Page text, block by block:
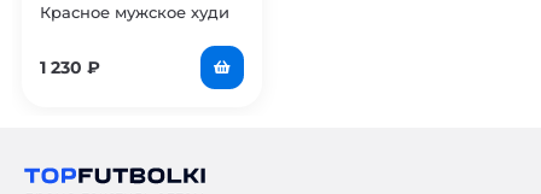
Красное мужское худи
1 230 ₽